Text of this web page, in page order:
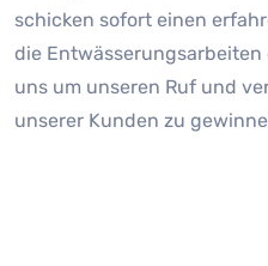
schicken sofort einen
die
uns um unseren Ruf und
unserer Kunden zu